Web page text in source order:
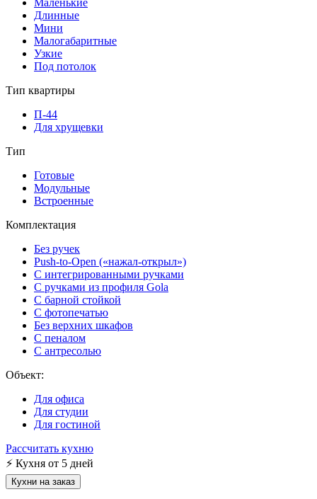
Маленькие
Длинные
Мини
Малогабаритные
Узкие
Под потолок
Тип квартиры
П-44
Для хрущевки
Тип
Готовые
Модульные
Встроенные
Комплектация
Без ручек
Push-to-Open («нажал-открыл»)
С интегрированными ручками
С ручками из профиля Gola
С барной стойкой
С фотопечатью
Без верхних шкафов
С пеналом
С антресолью
Объект:
Для офиса
Для студии
Для гостиной
Рассчитать кухню
⚡ Кухня от 5 дней
Кухни на заказ